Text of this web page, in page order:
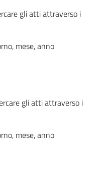
gli atti attraverso i
mese, anno
gli atti attraverso i
mese, anno